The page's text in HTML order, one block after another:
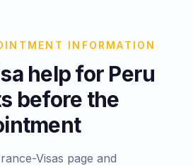
INFORMATION
help for Peru
before the
Visas page and